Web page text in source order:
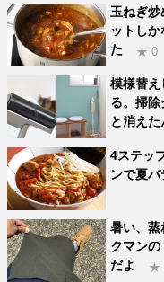
玉ねぎ炒
ットし
た
★ 0
模様替え
る。掃
と消えた
4ステッ
ンで夏バ
暑い、
クマン
だよ
★